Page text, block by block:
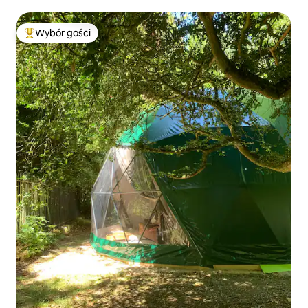
Najpopularniejsze z kategorii Wybór gości
Wybór gości